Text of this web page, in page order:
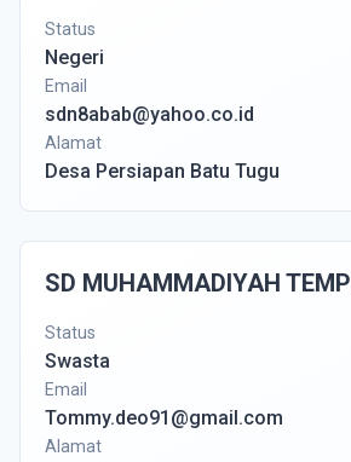
Status
Negeri
Email
sdn8abab@yahoo.co.id
Alamat
Desa Persiapan Batu Tugu
SD MUHAMMADIYAH
Status
Swasta
Email
Tommy.deo91@gmail.com
Alamat